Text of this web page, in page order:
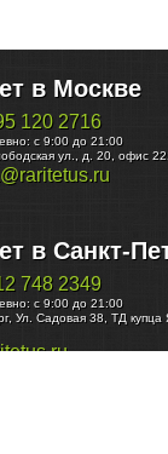
в Москве
120 2716
с 9:00 до 21:00
ул., д. 20, офис
в Санкт-
748 2349
с 9:00 до 21:00
, Ул. Садовая 38, ТД купца